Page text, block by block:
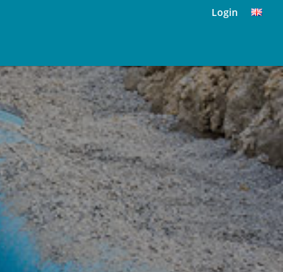
Login